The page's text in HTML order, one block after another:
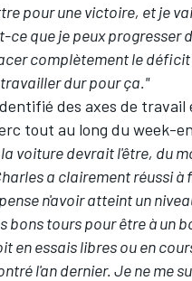
pour une victoire, et je
que je peux progresser
complètement le
dur pour ça."
des axes de
tout au long du week-
voiture devrait l'être, du
a clairement réussi
n'avoir atteint un
bons tours pour être à un
en essais libres ou en
l'an dernier. Je ne me